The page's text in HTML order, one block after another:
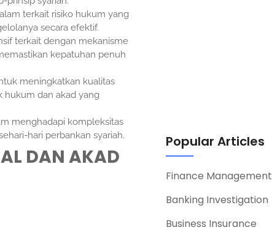
terkait risiko hukum yang
secara efektif.
terkait dengan mekanisme
kepatuhan penuh
meningkatkan kualitas
hukum dan akad yang
menghadapi kompleksitas
hari perbankan syariah.
DAN AKAD
Popular Articles
Finance Management
Banking Investigation
Business Insurance